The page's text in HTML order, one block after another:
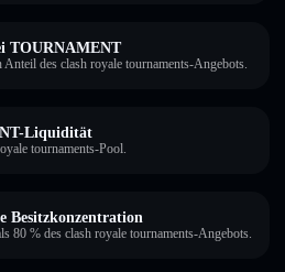
TOURNAMENT
Anteil des clash royale tournaments-Angebots.
Liquidität
tournaments-Pool.
Besitzkonzentration
80 % des clash royale tournaments-Angebots.